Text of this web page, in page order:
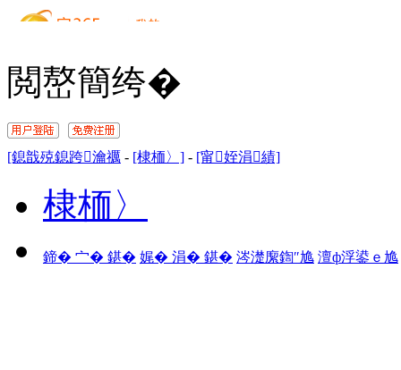
閲嶅簡绔�
[鎴戠殑鎴跨瀹禲 - [棣栭〉] - [甯姪涓績]
棣栭〉
鍗� 宀� 鍖� 娓� 涓� 鍖� 涔濋緳鍧″尯 澶ф浮鍙ｅ尯